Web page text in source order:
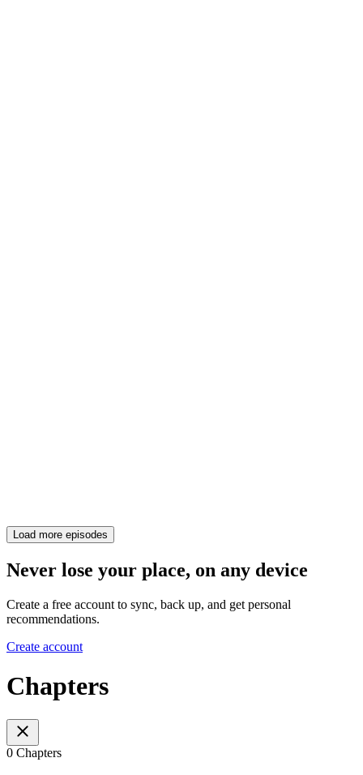
Load more episodes
Never lose your place, on any device
Create a free account to sync, back up, and get personal
recommendations.
Create account
Chapters
0 Chapters